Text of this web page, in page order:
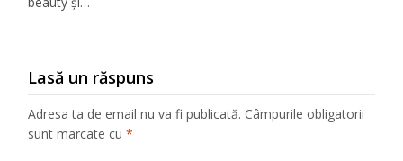
Lasă un răspuns
Adresa ta de email nu va fi publicată. Câmpurile obligatorii
sunt marcate cu*